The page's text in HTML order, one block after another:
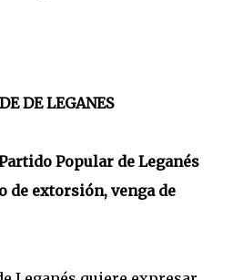
DE LEGANES
Popular de Leganés
extorsión, venga de